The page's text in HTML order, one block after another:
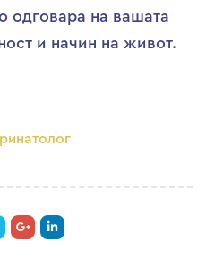
одговара на вашата
и начин на живот.